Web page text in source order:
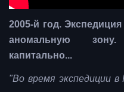
2005-й год.
аномальную
капитально...
"Во время экспедиции